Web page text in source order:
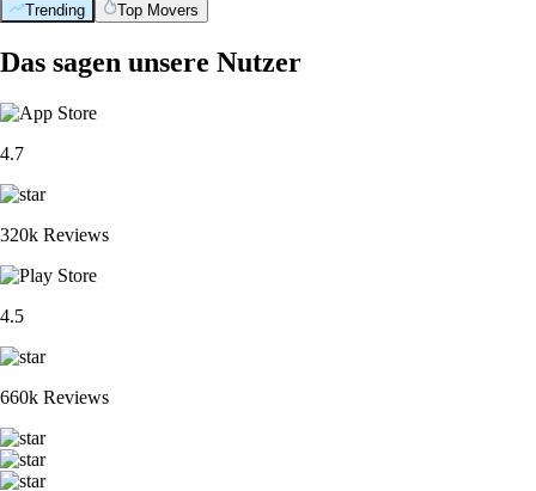
Trending Top Movers
Das sagen unsere Nutzer
4.7
320k Reviews
4.5
660k Reviews